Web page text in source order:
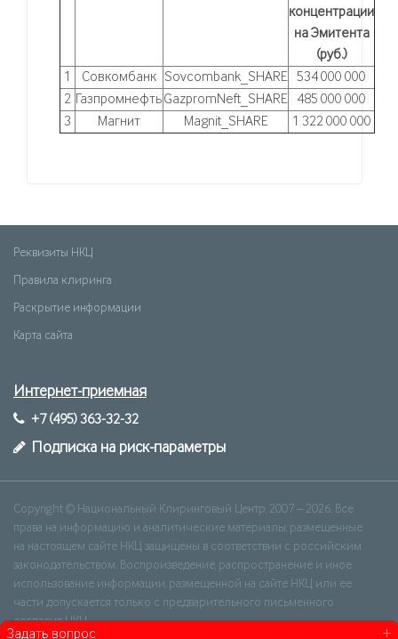
концентрации
на Эмитента
(руб.)
1
Совкомбанк Sovcombank_SHARE
534 000 000
2
ГазпромнефтьGazpromNeft_SHARE
485 000 000
3
Магнит Magnit_SHARE 1 322 000 000
Задать вопрос +
Реквизиты НКЦ
Правила клиринга
Раскрытие информации
Карта сайта
Интернет-приемная
+7 (495) 363-32-32
Подписка на риск-параметры
Copyright © Национальный Клиринговый Центр, 2007 – 2026. Все
права на информацию и аналитические материалы, размещенные
на настоящем сайте НКЦ, защищены в соответствии с российским
законодательством. Воспроизведение, распространение и иное
использование информации, размещенной на сайте НКЦ, или ее
части допускается только с предварительного письменного
согласия НКЦ.